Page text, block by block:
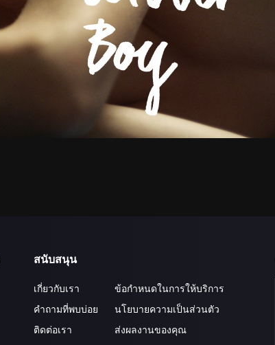
สนับสนุน
เกี่ยวกับเรา
คำถามที่พบบ่อย
ติดต่อเรา
ข้อกำหนดในการให้บริการ
นโยบายความเป็นส่วนตัว
ส่งผลงานของคุณ